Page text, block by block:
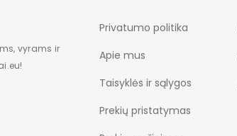
vyrams ir
Privatumo politika
Apie mus
Taisyklės ir sąlygos
Prekių pristatymas